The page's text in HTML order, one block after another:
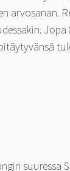
arvosanan.
suuressa